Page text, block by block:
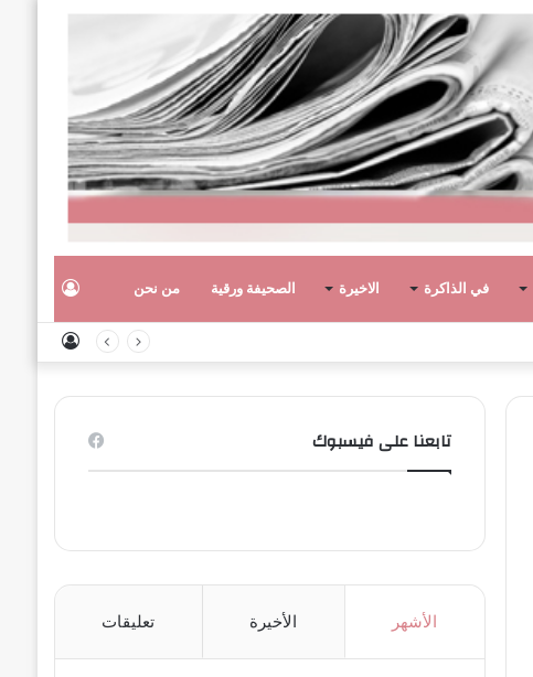
في الذاكرة الاخيرة الصحيفة ورقية من نحن
تابعنا على فيسبوك
الأشهر الأخيرة تعليقات